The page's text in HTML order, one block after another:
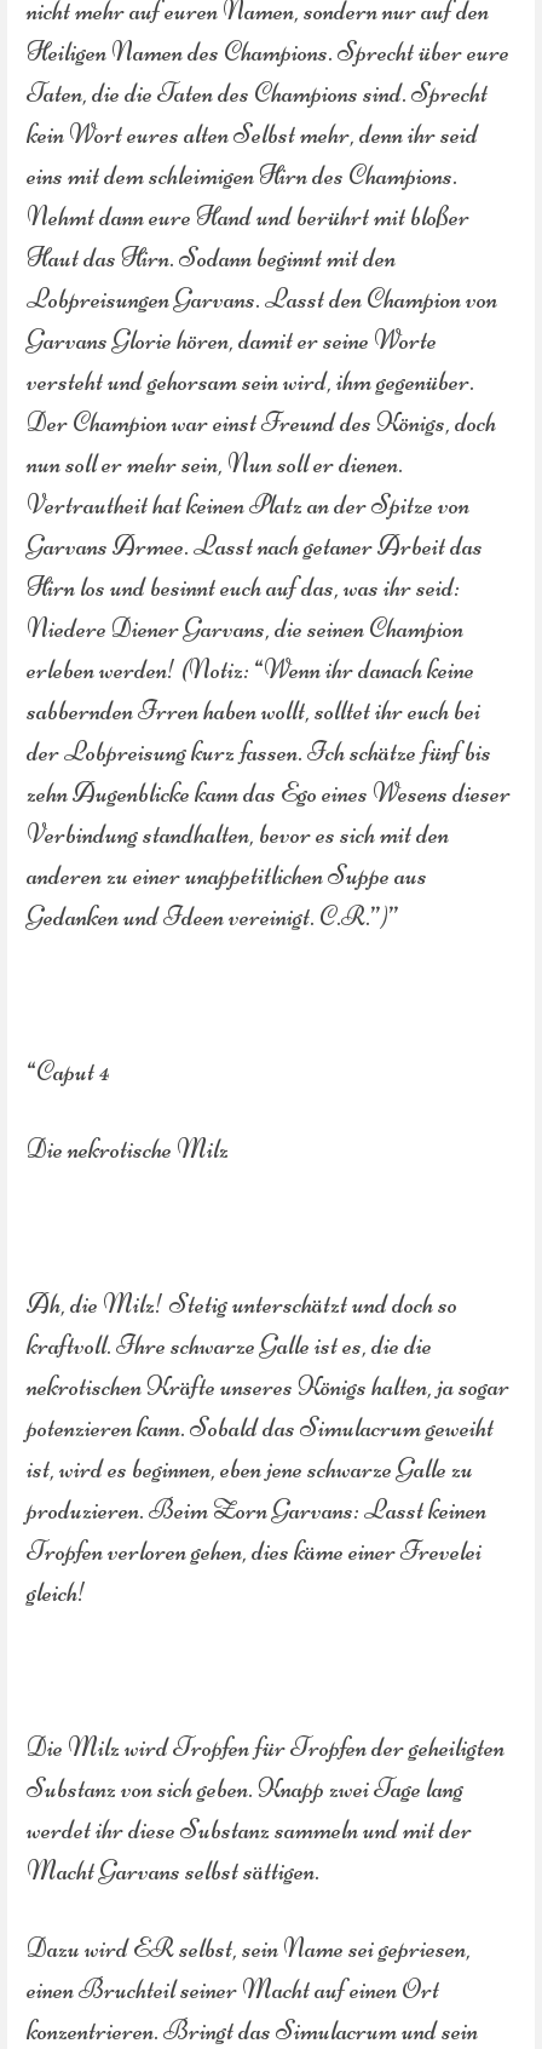
nicht mehr auf euren Namen, sondern nur auf den
Heiligen Namen des Champions. Sprecht über eure
Taten, die die Taten des Champions sind. Sprecht
kein Wort eures alten Selbst mehr, denn ihr seid
eins mit dem schleimigen Hirn des Champions.
Nehmt dann eure Hand und berührt mit bloßer
Haut das Hirn. Sodann beginnt mit den
Lobpreisungen Garvans. Lasst den Champion von
Garvans Glorie hören, damit er seine Worte
versteht und gehorsam sein wird, ihm gegenüber.
Der Champion war einst Freund des Königs, doch
nun soll er mehr sein, Nun soll er dienen.
Vertrautheit hat keinen Platz an der Spitze von
Garvans Armee. Lasst nach getaner Arbeit das
Hirn los und besinnt euch auf das, was ihr seid:
Niedere Diener Garvans, die seinen Champion
erleben werden! (Notiz: “Wenn ihr danach keine
sabbernden Irren haben wollt, solltet ihr euch bei
der Lobpreisung kurz fassen. Ich schätze fünf bis
zehn Augenblicke kann das Ego eines Wesens dieser
Verbindung standhalten, bevor es sich mit den
anderen zu einer unappetitlichen Suppe aus
Gedanken und Ideen vereinigt. C.R.”)”
“Caput 4
Die nekrotische Milz
Ah, die Milz! Stetig unterschätzt und doch so
kraftvoll. Ihre schwarze Galle ist es, die die
nekrotischen Kräfte unseres Königs halten, ja sogar
potenzieren kann. Sobald das Simulacrum geweiht
ist, wird es beginnen, eben jene schwarze Galle zu
produzieren. Beim Zorn Garvans: Lasst keinen
Tropfen verloren gehen, dies käme einer Frevelei
gleich!
Die Milz wird Tropfen für Tropfen der geheiligten
Substanz von sich geben. Knapp zwei Tage lang
werdet ihr diese Substanz sammeln und mit der
Macht Garvans selbst sättigen.
Dazu wird ER selbst, sein Name sei gepriesen,
einen Bruchteil seiner Macht auf einen Ort
konzentrieren. Bringt das Simulacrum und sein